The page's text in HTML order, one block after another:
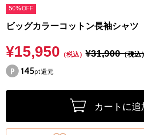
50%OFF
ビッグカラーコットン長袖シャツ
¥15,950 （税込） ¥31,900（税込
145pt還元
カートに追